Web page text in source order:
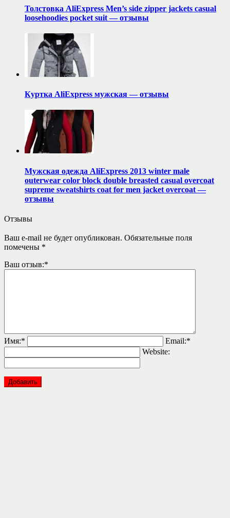
Толстовка AliExpress Men’s side zipper jackets casual
loosehoodies pocket suit — отзывы
Куртка AliExpress мужская — отзывы
Мужская одежда AliExpress 2013 winter male
outerwear color block double breasted casual overcoat
supreme sweatshirts coat for men jacket overcoat —
отзывы
Отзывы
Ваш e-mail не будет опубликован. Обязательные поля
помечены *
Ваш отзыв:*
Имя:* Email:*
Website: